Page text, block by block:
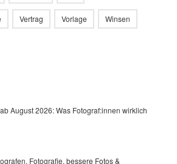
Vertrag Vorlage Winsen
August 2026: Was Fotograf:innen wirklich
Fotografie, bessere Fotos &